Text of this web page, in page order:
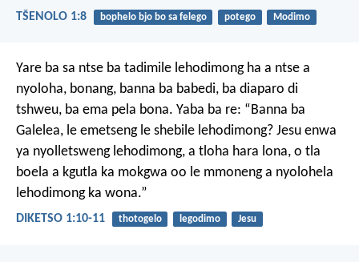
TŠENOLO 1:8 bophelo bjo bo sa felego potego Modimo
Yare ba sa ntse ba tadimile lehodimong ha a ntse a
nyoloha, bonang, banna ba babedi, ba diaparo di
tshweu, ba ema pela bona. Yaba ba re: “Banna ba
Galelea, le emetseng le shebile lehodimong? Jesu enwa
ya nyolletsweng lehodimong, a tloha hara lona, o tla
boela a kgutla ka mokgwa oo le mmoneng a nyolohela
lehodimong ka wona.”
DIKETSO 1:10-11 thotogelo legodimo Jesu